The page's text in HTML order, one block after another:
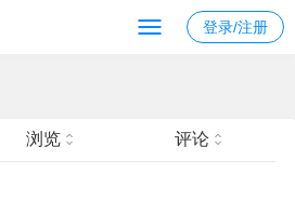
登录/注册
浏览 评论